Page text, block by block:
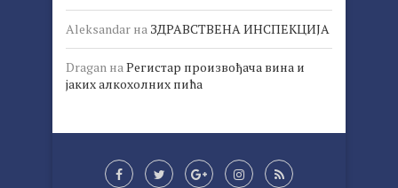
Aleksandar на ЗДРАВСТВЕНА ИНСПЕКЦИЈА
Dragan на Регистар произвођача вина и
јаких алкохолних пића